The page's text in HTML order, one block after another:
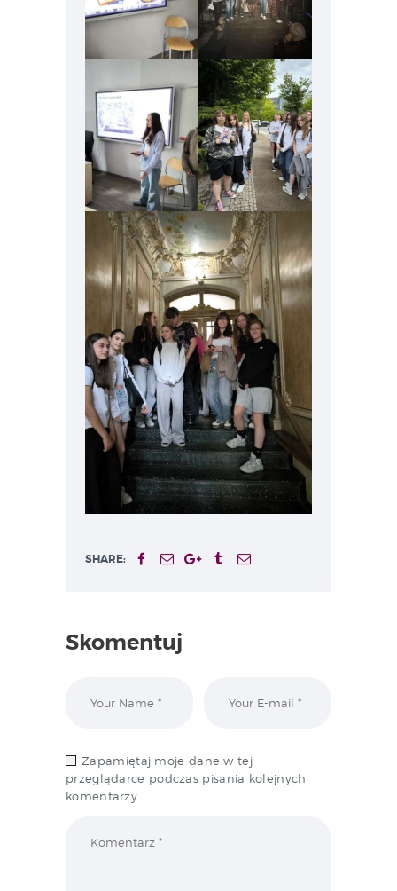
SHARE:
Skomentuj
Zapamiętaj moje dane w tej
przeglądarce podczas pisania kolejnych
komentarzy.